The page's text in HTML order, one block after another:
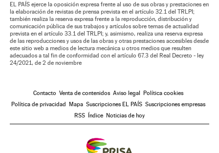
EL PAÍS ejerce la oposición expresa frente al uso de sus obras y prestaciones en
la elaboración de revistas de prensa prevista en el artículo 32.1 del TRLPI;
también realiza la reserva expresa frente a la reproducción, distribución y
comunicación pública de sus trabajos y artículos sobre temas de actualidad
prevista en el artículo 33.1 del TRLPI; y, asimismo, realiza una reserva expresa
de las reproducciones y usos de las obras y otras prestaciones accesibles desde
este sitio web a medios de lectura mecánica u otros medios que resulten
adecuados a tal fin de conformidad con el artículo 67.3 del Real Decreto - ley
24/2021, de 2 de noviembre
Contacto Venta de contenidos Aviso legal Política cookies
Política de privacidad Mapa Suscripciones EL PAÍS Suscripciones empresas
RSS Índice Noticias de hoy